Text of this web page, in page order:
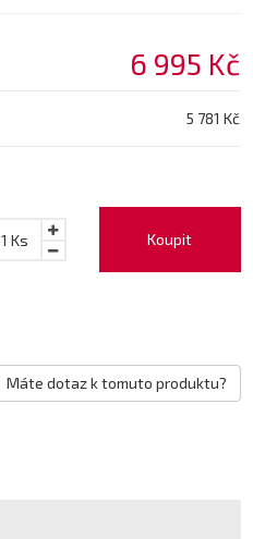
6 995 Kč
5 781 Kč
Koupit
1 Ks
Máte dotaz k tomuto produktu?